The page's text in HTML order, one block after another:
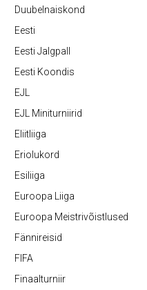
Duubelnaiskond
Eesti
Eesti Jalgpall
Eesti Koondis
EJL
EJL Miniturniirid
Eliitliiga
Eriolukord
Esiliiga
Euroopa Liiga
Euroopa Meistrivõistlused
Fännireisid
FIFA
Finaalturniir